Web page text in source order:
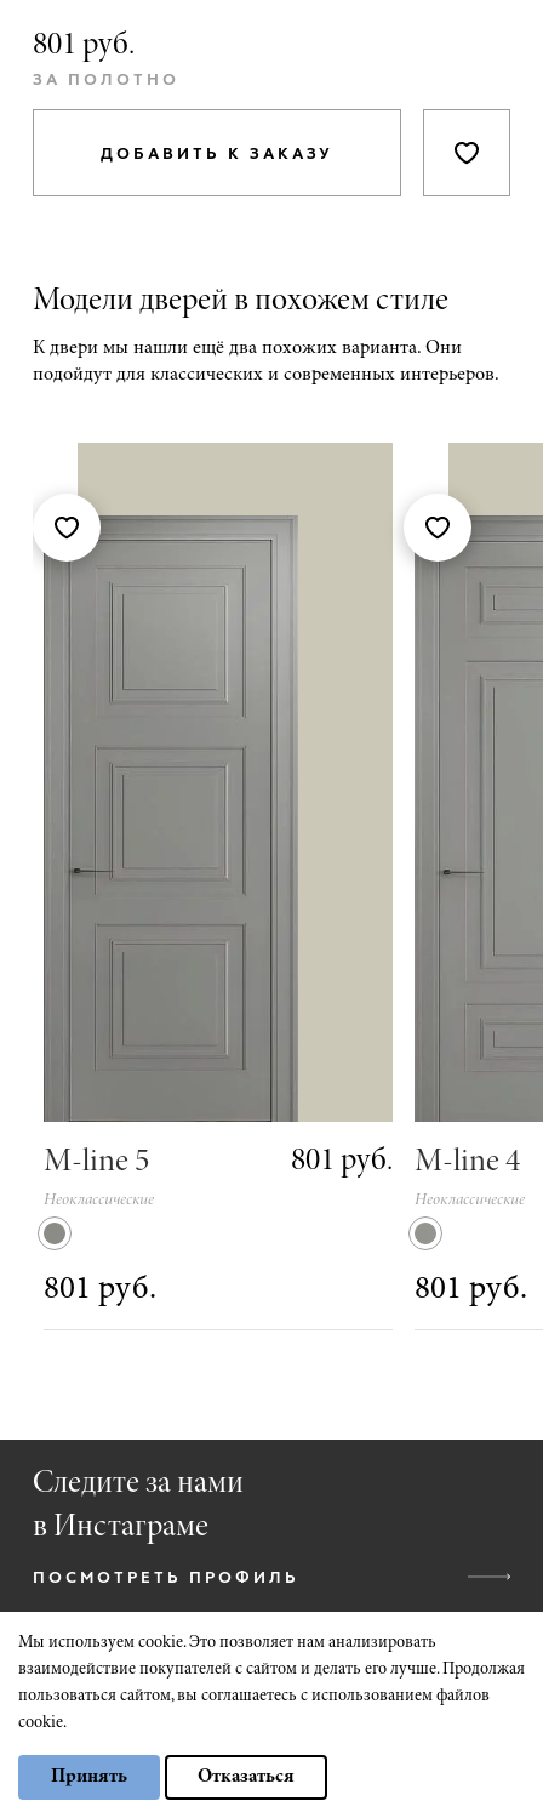
801 руб.
ЗА ПОЛОТНО
ДОБАВИТЬ К ЗАКАЗУ
Модели дверей в похожем стиле
К двери мы нашли ещё два похожих варианта. Они
подойдут для классических и современных интерьеров.
M-line 5 801 руб.
Неоклассические
801 руб.
M-line 4
Неоклассические
801 руб.
Следите за нами
в Инстаграме
ПОСМОТРЕТЬ ПРОФИЛЬ
Мы используем cookie. Это позволяет нам анализировать
взаимодействие покупателей с сайтом и делать его лучше. Продолжая
пользоваться сайтом, вы соглашаетесь с использованием файлов
cookie.
Минимальные
Принять Отказаться